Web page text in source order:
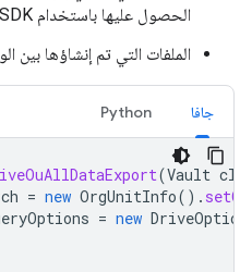
الحصول عليها باستخدام Admin SDK)
الملفات التي تم إنشاؤها بين
جافا Python
(Vault
= new OrgUnitInfo().
= new